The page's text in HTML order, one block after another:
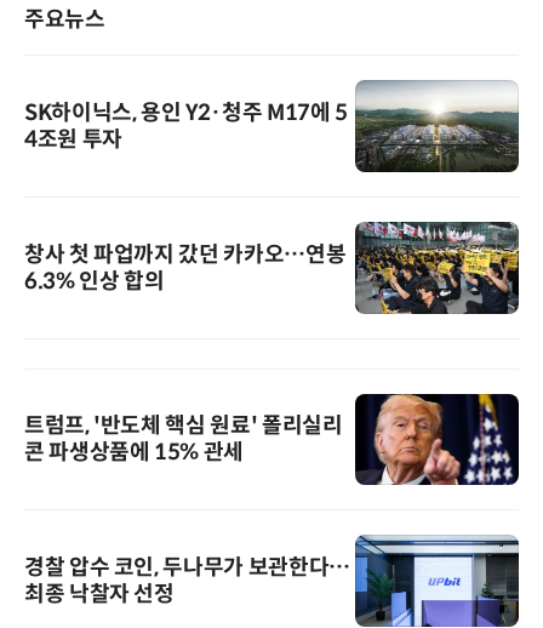
주요뉴스
SK하이닉스, 용인 Y2·청주 M17에 5
4조원 투자
창사 첫 파업까지 갔던 카카오…연봉
6.3% 인상 합의
트럼프, '반도체 핵심 원료' 폴리실리
콘 파생상품에 15% 관세
경찰 압수 코인, 두나무가 보관한다…
최종 낙찰자 선정